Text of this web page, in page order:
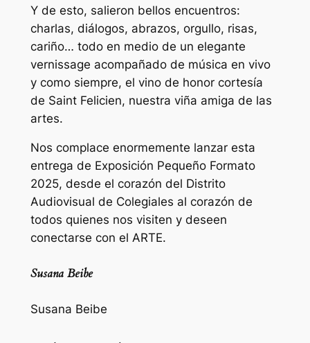
Y de esto, salieron bellos encuentros:
charlas, diálogos, abrazos, orgullo, risas,
cariño… todo en medio de un elegante
vernissage acompañado de música en vivo
y como siempre, el vino de honor cortesía
de Saint Felicien, nuestra viña amiga de las
artes.
Nos complace enormemente lanzar esta
entrega de Exposición Pequeño Formato
2025, desde el corazón del Distrito
Audiovisual de Colegiales al corazón de
todos quienes nos visiten y deseen
conectarse con el ARTE.
Susana Beibe
Susana Beibe